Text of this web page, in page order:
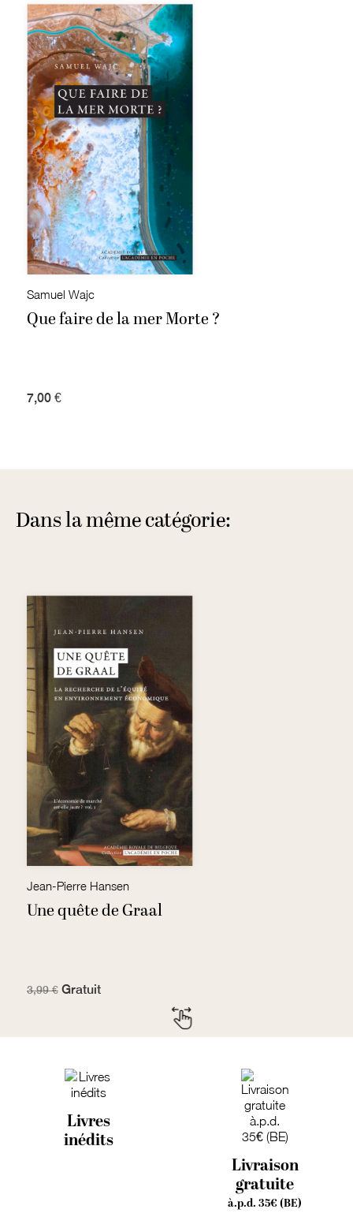
Samuel Wajc
Que faire de la mer Morte ?
7,00 €
Dans la même catégorie:
Jean-Pierre Hansen
Une quête de Graal
3,99 € Gratuit
Livres
inédits
Livraison
gratuite
à.p.d. 35€ (BE)